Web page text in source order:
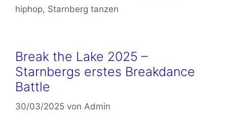
hiphop, Starnberg tanzen
Break the Lake 2025 –
Starnbergs erstes Breakdance
Battle
30/03/2025 von Admin